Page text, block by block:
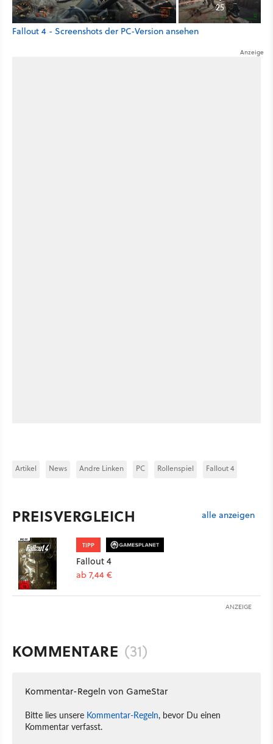
25
Fallout 4 - Screenshots der PC-Version ansehen
Artikel News Andre Linken PC Rollenspiel Fallout 4
PREISVERGLEICH alle anzeigen
TIPP
Fallout 4
ab 7,44 €
ANZEIGE
KOMMENTARE (31)
Kommentar-Regeln von GameStar
Bitte lies unsere Kommentar-Regeln, bevor Du einen
Kommentar verfasst.